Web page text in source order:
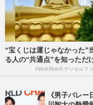
“宝くじは運じゃなかった”
る人の“共通点”を知っただ
PR(合同会社デジタルフ
《男子バレ